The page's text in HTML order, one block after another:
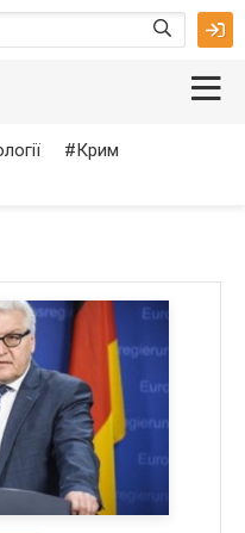
Крим